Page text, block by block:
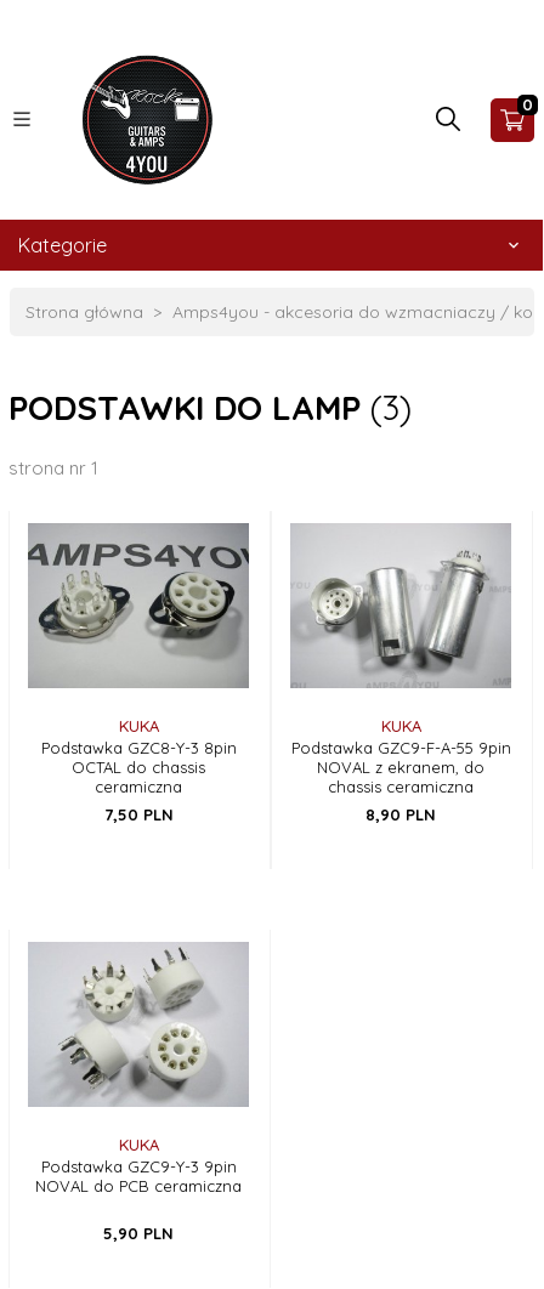
0
Kategorie
Strona główna Amps4you - akcesoria do wzmacniaczy /
PODSTAWKI DO LAMP (3)
strona nr 1
KUKA
Podstawka GZC8-Y-3 8pin
OCTAL do chassis
ceramiczna
7,50 PLN
KUKA
Podstawka GZC9-F-A-55 9pin
NOVAL z ekranem, do
chassis ceramiczna
8,90 PLN
KUKA
Podstawka GZC9-Y-3 9pin
NOVAL do PCB ceramiczna
5,90 PLN